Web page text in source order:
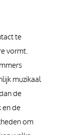
te
vormt.
muzikaal
de
en de
om